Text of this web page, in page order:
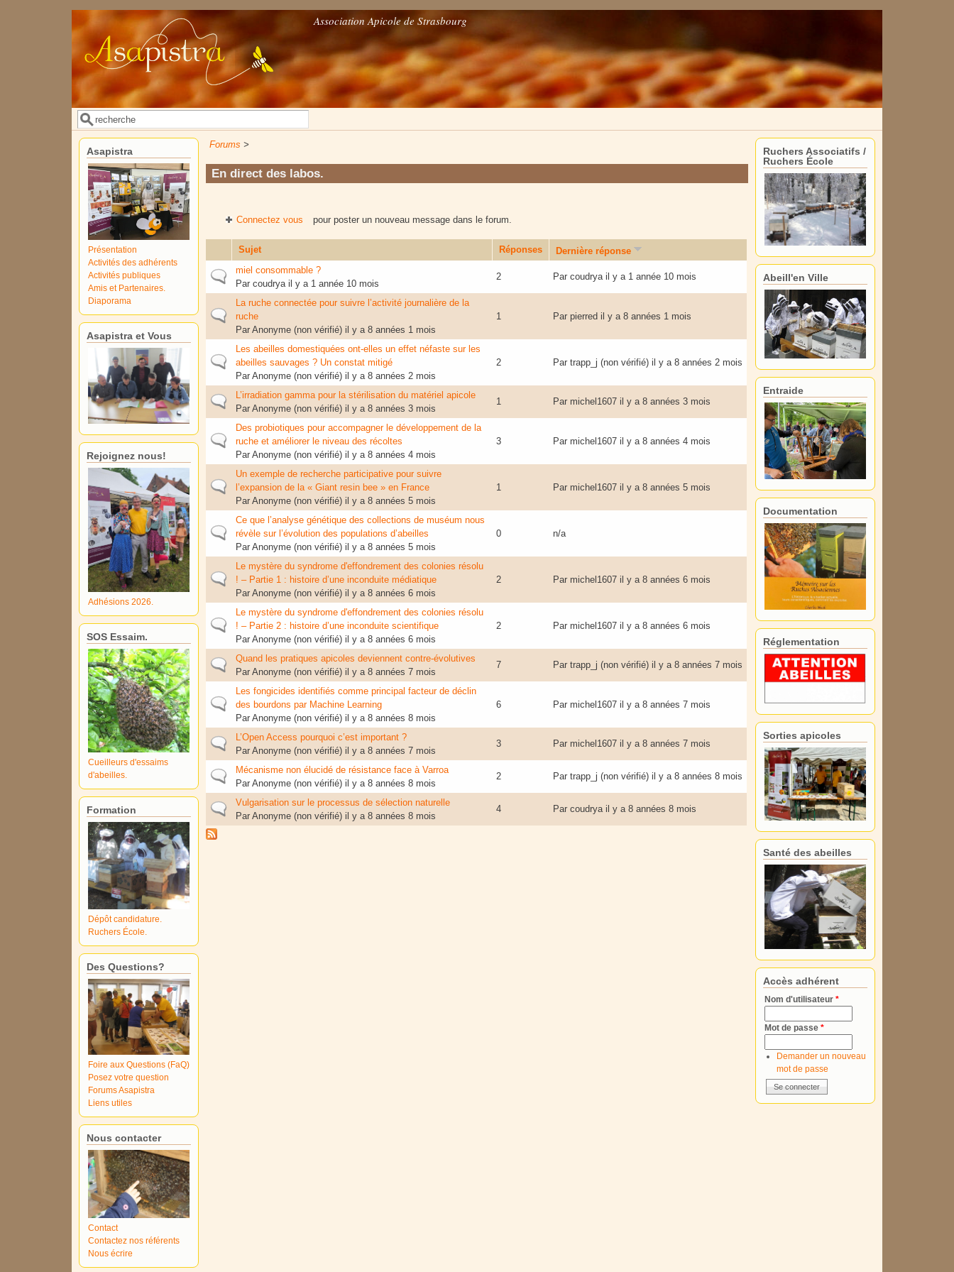
Association Apicole de Strasbourg
Formulaire de recherche
Rechercher
Forums >
En direct des labos.
Connectez vous pour poster un nouveau message dans le forum.
Sujet Réponses Dernière réponse
Sujet normalmiel consommable ?
Parcoudrya il y a 1 année 10 mois
2 Parcoudrya il y a 1 année 10 mois
Sujet normal
La ruche connectée pour suivre l’activité journalière de la
ruche
ParAnonyme (non vérifié) il y a 8 années 1 mois
1 Parpierred il y a 8 années 1 mois
Sujet normal
Les abeilles domestiquées ont-elles un effet néfaste sur les
abeilles sauvages ? Un constat mitigé
ParAnonyme (non vérifié) il y a 8 années 2 mois
2 Partrapp_j (non vérifié) il y a 8 années 2 mois
Sujet normalL’irradiation gamma pour la stérilisation du matériel apicole
ParAnonyme (non vérifié) il y a 8 années 3 mois
1 Par michel1607 il y a 8 années 3 mois
Sujet normal
Des probiotiques pour accompagner le développement de la
ruche et améliorer le niveau des récoltes
ParAnonyme (non vérifié) il y a 8 années 4 mois
3 Par michel1607 il y a 8 années 4 mois
Sujet normal
Un exemple de recherche participative pour suivre
l’expansion de la « Giant resin bee » en France
ParAnonyme (non vérifié) il y a 8 années 5 mois
1 Par michel1607 il y a 8 années 5 mois
Sujet normal
Ce que l’analyse génétique des collections de muséum nous
révèle sur l’évolution des populations d’abeilles
ParAnonyme (non vérifié) il y a 8 années 5 mois
0 n/a
Sujet normal
Le mystère du syndrome d'effondrement des colonies résolu
! – Partie 1 : histoire d’une inconduite médiatique
ParAnonyme (non vérifié) il y a 8 années 6 mois
2 Par michel1607 il y a 8 années 6 mois
Sujet normal
Le mystère du syndrome d'effondrement des colonies résolu
! – Partie 2 : histoire d’une inconduite scientifique
ParAnonyme (non vérifié) il y a 8 années 6 mois
2 Par michel1607 il y a 8 années 6 mois
Sujet normalQuand les pratiques apicoles deviennent contre-évolutives
ParAnonyme (non vérifié) il y a 8 années 7 mois
7 Partrapp_j (non vérifié) il y a 8 années 7 mois
Sujet normal
Les fongicides identifiés comme principal facteur de déclin
des bourdons par Machine Learning
ParAnonyme (non vérifié) il y a 8 années 8 mois
6 Par michel1607 il y a 8 années 7 mois
Sujet normalL’Open Access pourquoi c’est important ?
ParAnonyme (non vérifié) il y a 8 années 7 mois
3 Par michel1607 il y a 8 années 7 mois
Sujet normalMécanisme non élucidé de résistance face à Varroa
ParAnonyme (non vérifié) il y a 8 années 8 mois
2 Partrapp_j (non vérifié) il y a 8 années 8 mois
Sujet normalVulgarisation sur le processus de sélection naturelle
ParAnonyme (non vérifié) il y a 8 années 8 mois
4 Parcoudrya il y a 8 années 8 mois
Asapistra
Présentation
Activités des adhérents
Activités publiques
Amis et Partenaires.
Diaporama
Asapistra et Vous
Rejoignez nous!
Adhésions 2026.
SOS Essaim.
Cueilleurs d'essaims
d'abeilles.
Formation
Dépôt candidature.
Ruchers École.
Des Questions?
Foire aux Questions (FaQ)
Posez votre question
Forums Asapistra
Liens utiles
Nous contacter
Contact
Contactez nos référents
Nous écrire
Ruchers Associatifs /
Ruchers École
Abeill'en Ville
Entraide
Documentation
Réglementation
Sorties apicoles
Santé des abeilles
Accès adhérent
Nom d'utilisateur *
Mot de passe *
Demander un nouveau
mot de passe